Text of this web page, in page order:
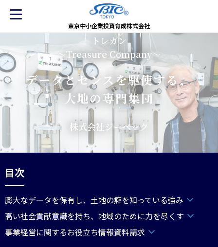
東京中小企業投資育成株式会社
トレカン
～Treasure Company～
データとセンスを駆使する、
大地の専門集団
株式会社ジーベック
目次
膨大なデータを保有し、土地の癖を知っている強み
高い社会貢献意識を持ち、地域のために力を尽くす
事業経営に関するお役立ち情報資料請求